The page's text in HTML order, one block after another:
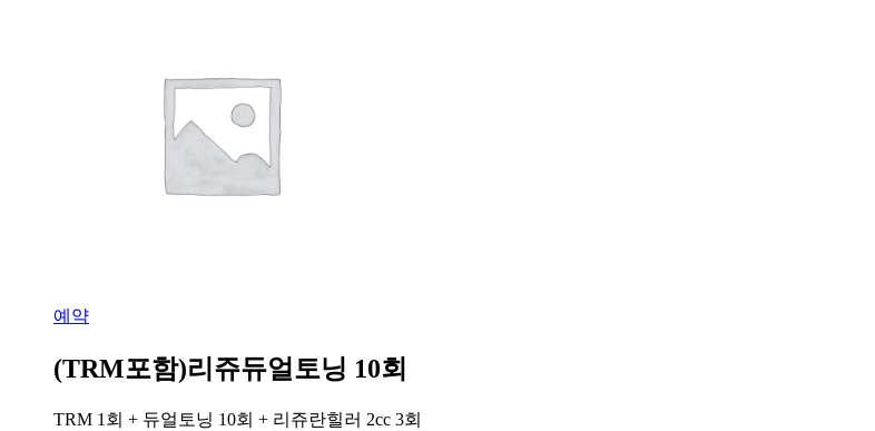
예약
(TRM포함)리쥬듀얼토닝 10회
TRM 1회 + 듀얼토닝 10회 + 리쥬란힐러 2cc 3회